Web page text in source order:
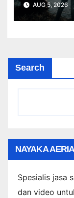
AUG 5, 2026
Search
NAYAKA
Spesialis jasa
dan video